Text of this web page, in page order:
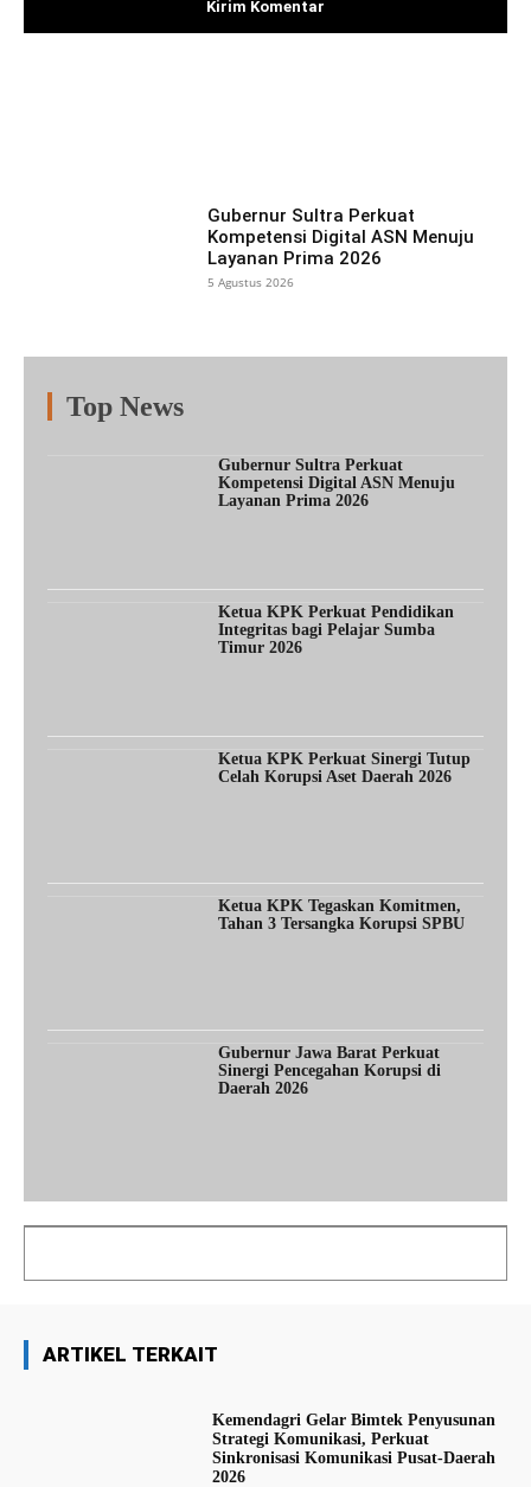
Gubernur Sultra Perkuat
Kompetensi Digital ASN Menuju
Layanan Prima 2026
5 Agustus 2026
Top News
Gubernur Sultra Perkuat
Kompetensi Digital ASN Menuju
Layanan Prima 2026
Ketua KPK Perkuat Pendidikan
Integritas bagi Pelajar Sumba
Timur 2026
Ketua KPK Perkuat Sinergi Tutup
Celah Korupsi Aset Daerah 2026
Ketua KPK Tegaskan Komitmen,
Tahan 3 Tersangka Korupsi SPBU
Gubernur Jawa Barat Perkuat
Sinergi Pencegahan Korupsi di
Daerah 2026
ARTIKEL TERKAIT
Kemendagri Gelar Bimtek Penyusunan
Strategi Komunikasi, Perkuat
Sinkronisasi Komunikasi Pusat-Daerah
2026